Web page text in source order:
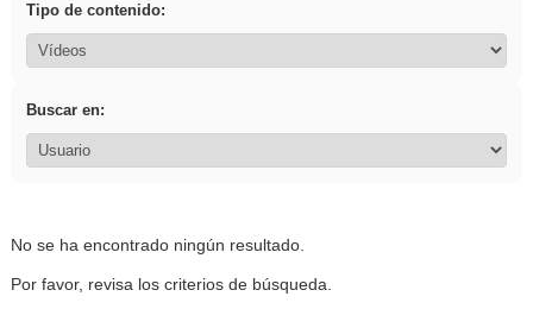
Tipo de contenido:
Buscar en:
No se ha encontrado ningún resultado.
Por favor, revisa los criterios de búsqueda.